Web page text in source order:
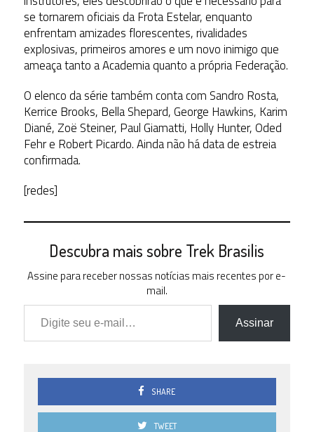
se tornarem oficiais da Frota Estelar, enquanto
enfrentam amizades florescentes, rivalidades
explosivas, primeiros amores e um novo inimigo que
ameaça tanto a Academia quanto a própria Federação.
O elenco da série também conta com Sandro Rosta,
Kerrice Brooks, Bella Shepard, George Hawkins, Karim
Diané, Zoë Steiner, Paul Giamatti, Holly Hunter, Oded
Fehr e Robert Picardo. Ainda não há data de estreia
confirmada.
[redes]
Descubra mais sobre Trek Brasilis
Assine para receber nossas notícias mais recentes por e-
mail.
Digite seu e-mail…
Assinar
SHARE
TWEET